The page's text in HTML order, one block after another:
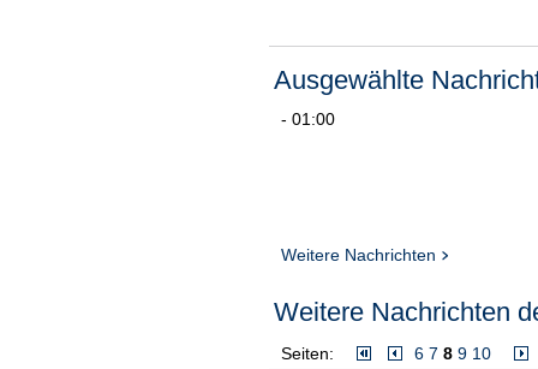
Ausgewählte
- 01:00
Weitere Nachrichten
Weitere Nachrichten
Seiten: 6 7 8 9 10